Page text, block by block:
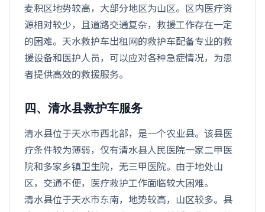
麦积区地势较高，大部分地区为山区。区内医疗资
源相对较少，且道路交通复杂，救援工作存在一定
的困难。天水救护车出租网的救护车配备专业的救
援设备和医护人员，可以应对各种急症情况，为患
者提供高效的救援服务。
四、清水县救护车服务
清水县位于天水市西北部，是一个农业县。该县医
疗条件较为薄弱，仅有清水县人民医院一家二甲医
院和多家乡镇卫生院，无三甲医院。由于地处山
区，交通不便，医疗救护工作面临较大困难。
清水县位于天水市东南，地势较高，山区较多。县